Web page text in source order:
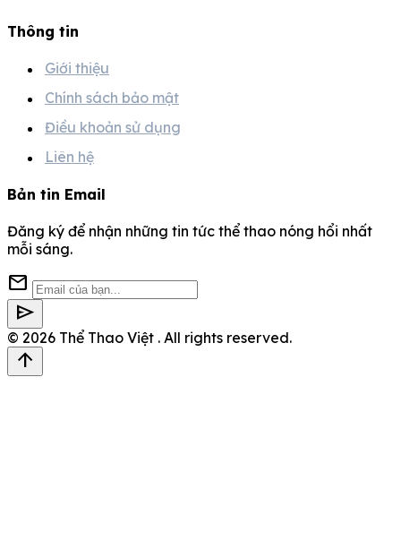
Thông tin
Giới thiệu
Chính sách bảo mật
Điều khoản sử dụng
Liên hệ
Bản tin Email
Đăng ký để nhận những tin tức thể thao nóng hổi nhất
mỗi sáng.
mail
send
© 2026 Thể Thao Việt . All rights reserved.
arrow_upward